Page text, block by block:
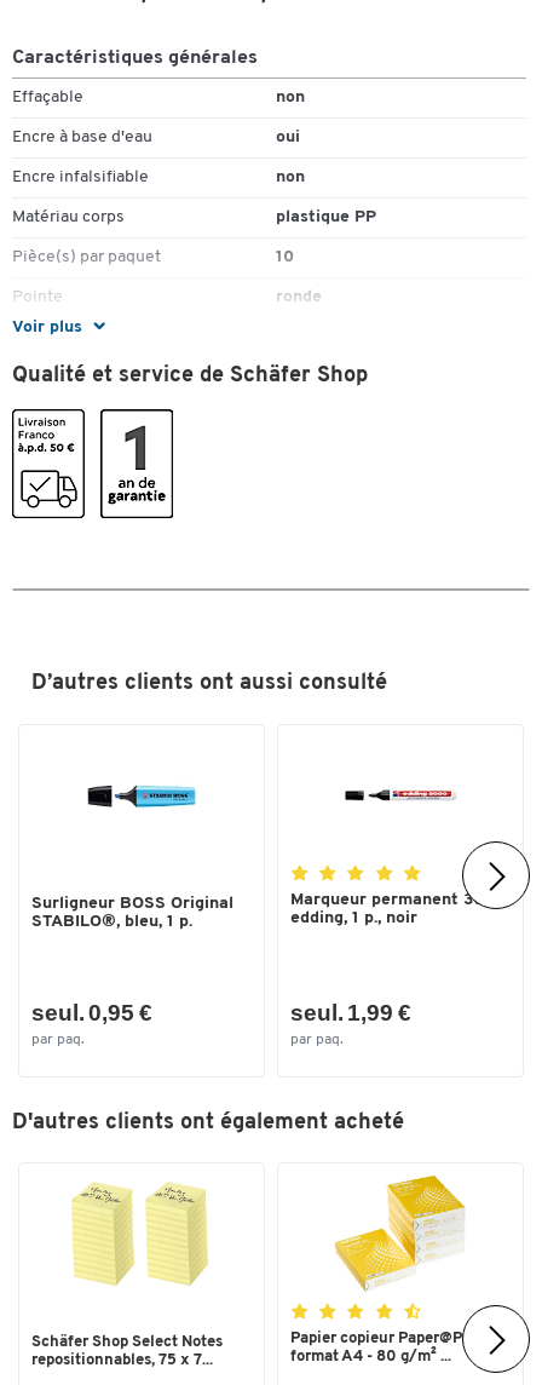
Voir plus
Caractéristiques générales
Effaçable non
Encre à base d'eau oui
Encre infalsifiable non
Matériau corps plastique PP
Pièce(s) par paquet 10
Pointe ronde
Pointe ronde
Trait 0,4
Couleurs
Coloris
Dimensions
Qualité et service de Schäfer Shop
D’autres clients ont aussi consulté
Surligneur BOSS Original
STABILO®, bleu, 1 p.
seul. 0,95 €
par paq.
Marqueur permanent 3000
edding, 1 p., noir
seul. 1,99 €
par paq.
D'autres clients ont également acheté
Schäfer Shop Select Notes
repositionnables, 75 x 7...
Papier copieur Paper@Print -
format A4 - 80 g/m² ...